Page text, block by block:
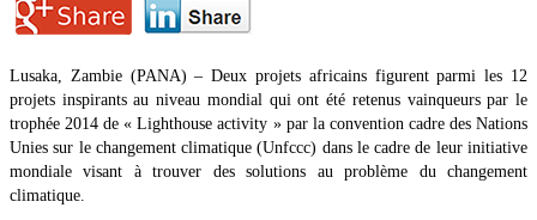
Lusaka, Zambie (PANA) – Deux projets africains figurent parmi les 12
projets inspirants au niveau mondial qui ont été retenus vainqueurs par le
trophée 2014 de « Lighthouse activity » par la convention cadre des Nations
Unies sur le changement climatique (Unfccc) dans le cadre de leur initiative
mondiale visant à trouver des solutions au problème du changement
climatique.